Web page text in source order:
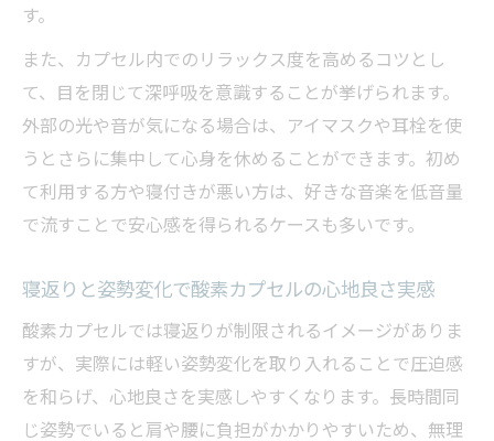
す。
また、カプセル内でのリラックス度を高めるコツとし
て、目を閉じて深呼吸を意識することが挙げられます。
外部の光や音が気になる場合は、アイマスクや耳栓を使
うとさらに集中して心身を休めることができます。初め
て利用する方や寝付きが悪い方は、好きな音楽を低音量
で流すことで安心感を得られるケースも多いです。
寝返りと姿勢変化で酸素カプセルの心地良さ実感
酸素カプセルでは寝返りが制限されるイメージがありま
すが、実際には軽い姿勢変化を取り入れることで圧迫感
を和らげ、心地良さを実感しやすくなります。長時間同
じ姿勢でいると肩や腰に負担がかかりやすいため、無理